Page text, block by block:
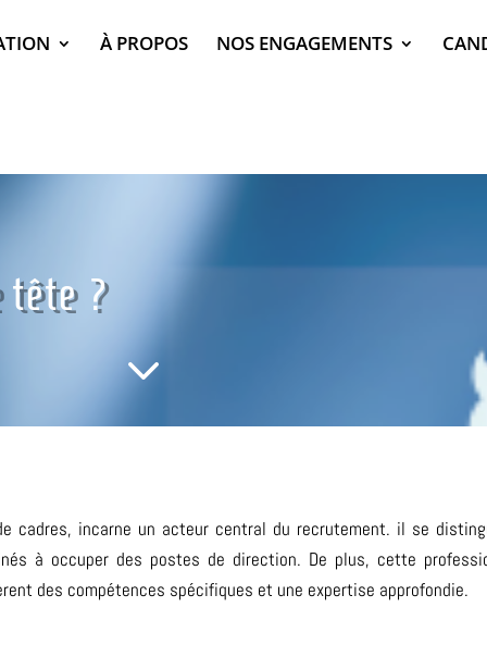
À PROPOS NOS ENGAGEMENTS
tête ?
3
cadres, incarne un acteur central du recrutement. il se
à occuper des postes de direction. De plus, cette
des compétences spécifiques et une expertise approfondie.